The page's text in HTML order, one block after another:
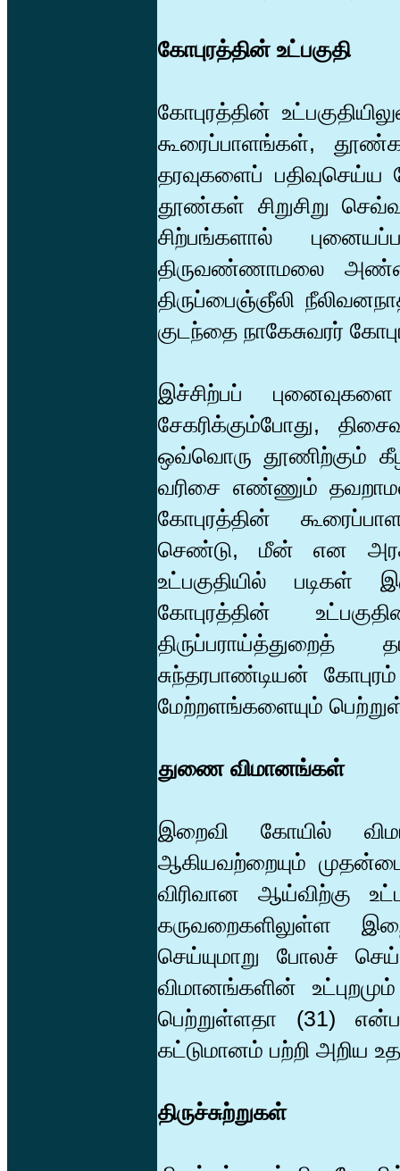
கோபுரத்தின் உட்பகுதி
கோபுரத்தின்
கூரைப்பாளங்கள்,
தரவுகளைப் பதிவுசெய்ய
தூண்கள் சிறுசிறு
சிற்பங்களால்
திருவண்ணாமலை
திருப்பைஞ்ஞீலி
குடந்தை நாகேசுவரர்
இச்சிற்பப்
சேகரிக்கும்போது,
ஒவ்வொரு தூணிற்கும்
வரிசை எண்ணும் தவறாமல்
கோபுரத்தின்
செண்டு, மீன் என
உட்பகுதியில் படிகள்
கோபுரத்தின்
திருப்பராய்த்துறைத்
சுந்தரபாண்டியன்
மேற்றளங்களையும்
துணை விமானங்கள்
இறைவி கோயில்
ஆகியவற்றையும்
விரிவான ஆய்விற்கு
கருவறைகளிலுள்ள
செய்யுமாறு போலச்
விமானங்களின்
பெற்றுள்ளதா (31)
கட்டுமானம் பற்றி அறிய
திருச்சுற்றுகள்